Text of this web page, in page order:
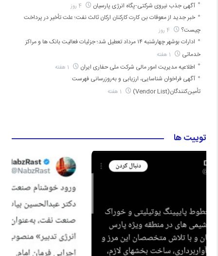
آگهی جذب نیروی شرکتی-پگاه انرژی پارسیان
خبر جدید از معوقات بن کارت کارکنان ارکان ثالث نفت؛ علت تأخیر در پرداخت
چیست؟
ادارات بوشهر چهارشنبه ۱۴ مرداد تعطیل شد؛ جزئیات فعالیت بانک ها و مراکز
خدماتی
اطلاعیه مدیریت امور مالی شرکت ملی حفاری ایران
آگهی فراخوان شناسایی، ارزیابی و به‌روزرسانی فهرست
تأمین‌کنندگان(Vendor List)
توییت ها